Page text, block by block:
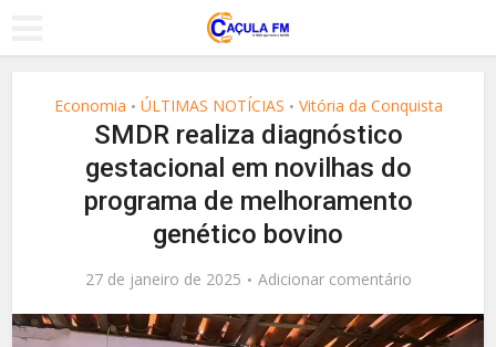
Economia • ÚLTIMAS NOTÍCIAS • Vitória da Conquista
SMDR realiza diagnóstico
gestacional em novilhas do
programa de melhoramento
genético bovino
27 de janeiro de 2025 Adicionar comentário